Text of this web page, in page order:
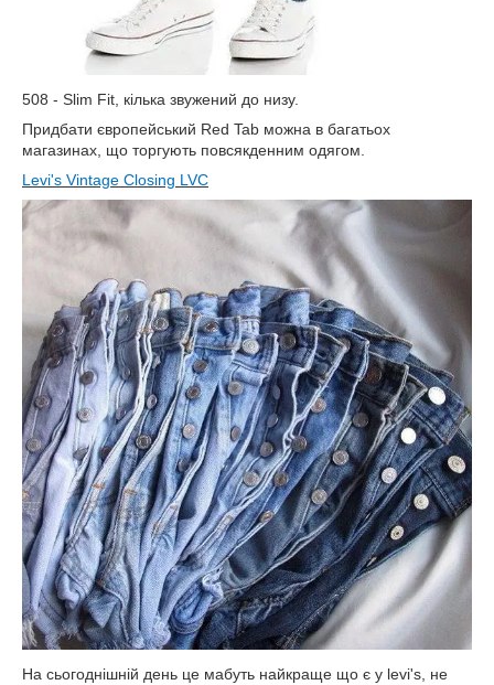
508 - Slim Fit, кілька звужений до низу.
Придбати європейський Red Tab можна в багатьох
магазинах, що торгують повсякденним одягом.
Levi's Vintage Closing LVC
На сьогоднішній день це мабуть найкраще що є у levi's, не